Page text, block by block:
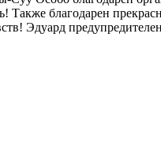
Также благодарен
Эдуард